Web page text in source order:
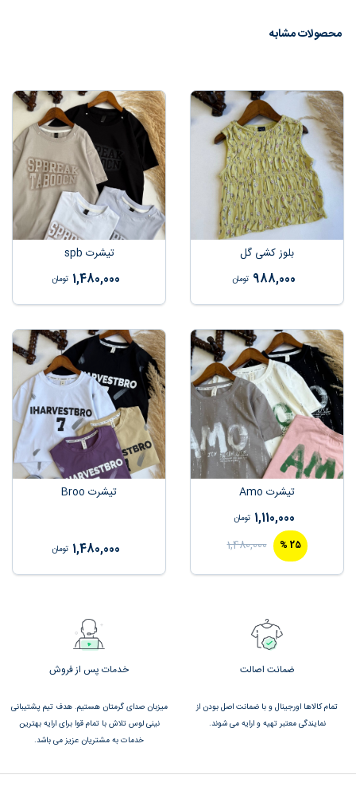
محصولات مشابه
بلوز کشی گل
988,000 تومان
تیشرت spb
1,480,000 تومان
تیشرت Amo
1,110,000 تومان
25
%
1,480,000
تیشرت Broo
1,480,000 تومان
ضمانت اصالت
تمام کالاها اورجینال و با ضمانت اصل بودن از
نمایندگی معتبر تهیه و ارایه می شوند.
خدمات پس از فروش
میزبان صدای گرمتان هستیم. هدف تیم پشتیبانی
نینی لوس تلاش با تمام قوا برای ارایه بهترین
خدمات به مشتریان عزیز می باشد.